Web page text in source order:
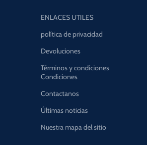
ENLACES UTILES
política de privacidad
Devoluciones
Términos y condiciones
Condiciones
Contactanos
Últimas noticias
Nuestra mapa del sitio